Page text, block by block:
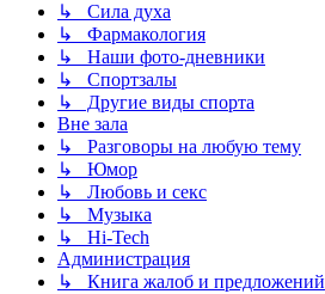
↳ Сила духа
↳ Фармакология
↳ Наши фото-дневники
↳ Спортзалы
↳ Другие виды спорта
Вне зала
↳ Разговоры на любую тему
↳ Юмор
↳ Любовь и секс
↳ Музыка
↳ Hi-Tech
Администрация
↳ Книга жалоб и предложений